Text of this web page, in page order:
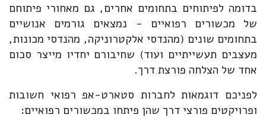
בדומה לפיתוחים בתחומים אחרים, גם מאחורי פיתוחם
של מכשורים רפואיים - נמצאים גורמים אנושיים
בתחומים שונים (מהנדסי אלקטרוניקה, מהנדסי מכונות,
מעצבים תעשייתיים ועוד) שחיבורם יחדיו מייצר סכום
אחד של הצלחה פורצת דרך.
לפניכם דוגמאות לחברות סטארט-אפ רפואי חשובות
ופרויקטים פורצי דרך שהן פיתחו במכשורים רפואיים: